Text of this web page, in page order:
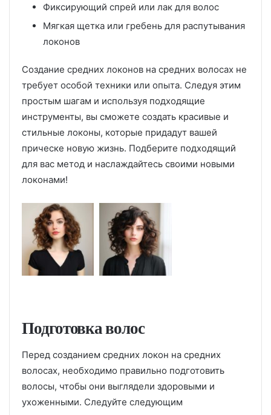
Фиксирующий спрей или лак для волос
Мягкая щетка или гребень для распутывания
локонов
Создание средних локонов на средних волосах не
требует особой техники или опыта. Следуя этим
простым шагам и используя подходящие
инструменты, вы сможете создать красивые и
стильные локоны, которые придадут вашей
прическе новую жизнь. Подберите подходящий
для вас метод и наслаждайтесь своими новыми
локонами!
Подготовка волос
Перед созданием средних локон на средних
волосах, необходимо правильно подготовить
волосы, чтобы они выглядели здоровыми и
ухоженными. Следуйте следующим